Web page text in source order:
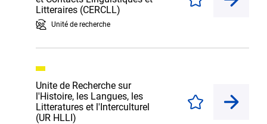
Litteraires (CERCLL)
Unité de recherche
Enregistrer
Unite de Recherche sur
l'Histoire, les Langues, les
Litteratures et l'Interculturel
(UR HLLI)
Enregistrer